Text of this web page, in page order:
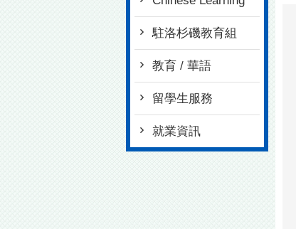
駐洛杉磯教育組
教育 / 華語
留學生服務
就業資訊